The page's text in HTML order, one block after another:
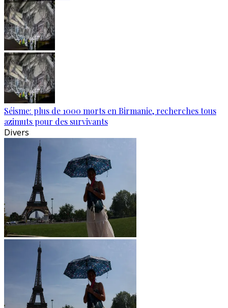
Séisme: plus de 1000 morts en Birmanie, recherches tous
azimuts pour des survivants
Divers